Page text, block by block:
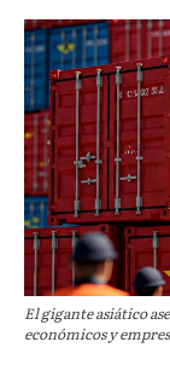
El gigante asiático
económicos y